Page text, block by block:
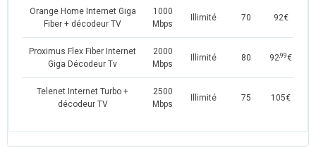
Orange Home Internet Giga
Fiber + décodeur TV
1000
Mbps
Illimité 70 92€
Proximus Flex Fiber Internet
Giga Décodeur Tv
2000
Mbps
Illimité 80 92,99€
Telenet Internet Turbo +
décodeur TV
2500
Mbps
Illimité 75 105€